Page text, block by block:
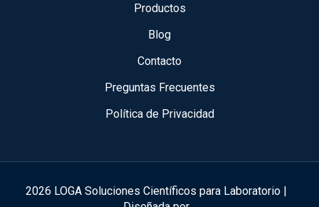
Productos
Blog
Contacto
Preguntas Frecuentes
Política de Privacidad
2026 LOGA Soluciones Científicos para Laboratorio |